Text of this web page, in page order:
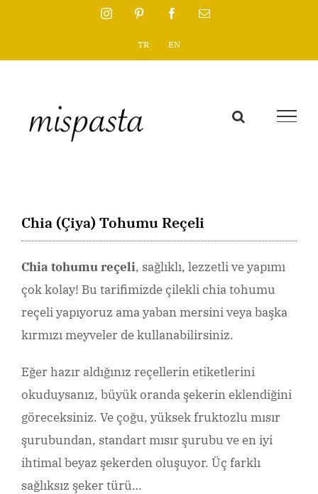
InstagramPinterest FacebookEmail
TR EN
Chia (Çiya) Tohumu Reçeli
Chia tohumu reçeli, sağlıklı, lezzetli ve yapımı
çok kolay! Bu tarifimizde çilekli chia tohumu
reçeli yapıyoruz ama yaban mersini veya başka
kırmızı meyveler de kullanabilirsiniz.
Eğer hazır aldığınız reçellerin etiketlerini
okuduysanız, büyük oranda şekerin eklendiğini
göreceksiniz. Ve çoğu, yüksek fruktozlu mısır
şurubundan, standart mısır şurubu ve en iyi
ihtimal beyaz şekerden oluşuyor. Üç farklı
sağlıksız şeker türü…